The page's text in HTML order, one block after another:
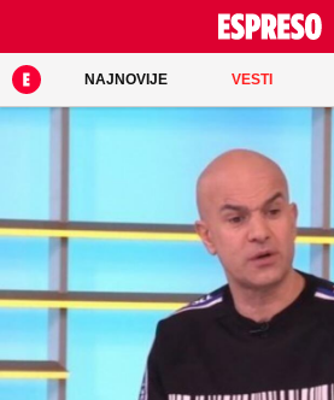
NAJNOVIJE VESTI